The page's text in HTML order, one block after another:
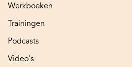
Werkboeken
Trainingen
Podcasts
Video's